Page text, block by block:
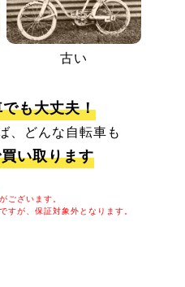
古い
も大丈夫！
、どんな自転車も
い取ります
ございます。
すが、保証対象外となります。